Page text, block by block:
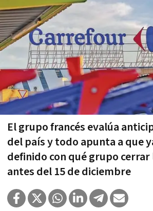
El grupo francés evalúa
del país y todo apunta a que
definido con qué grupo cerrar
antes del 15 de diciembre